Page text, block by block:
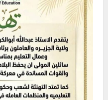
والتعليم
بالولاية
المنظمات
العاملة
في
مجال
التعليم